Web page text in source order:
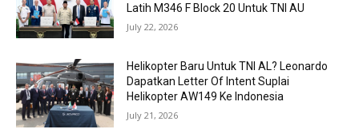
Latih M346 F Block 20 Untuk TNI AU
July 22, 2026
Helikopter Baru Untuk TNI AL? Leonardo
Dapatkan Letter Of Intent Suplai
Helikopter AW149 Ke Indonesia
July 21, 2026